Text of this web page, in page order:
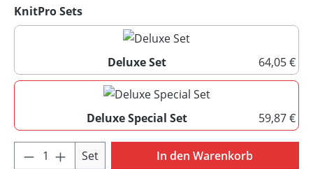
KnitPro Setsauswählen
Deluxe Set
64,05 €
Deluxe Set
Deluxe Special Set
59,87 €
Deluxe Special Set
Produkt Anzahl: Gib den gewünschten
Set In den Warenkorb